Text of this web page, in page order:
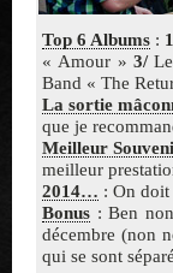
Top 6 Albums :
« Amour »3/
Band « The
La sortie
que je
Meilleur
meilleur
2014… : On
Bonus : Ben
décembre (non
qui se sont